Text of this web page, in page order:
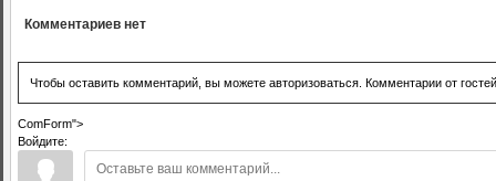
Комментариев нет
Чтобы оставить комментарий, вы можете авторизоваться. Комментарии от
ComForm">
Войдите: